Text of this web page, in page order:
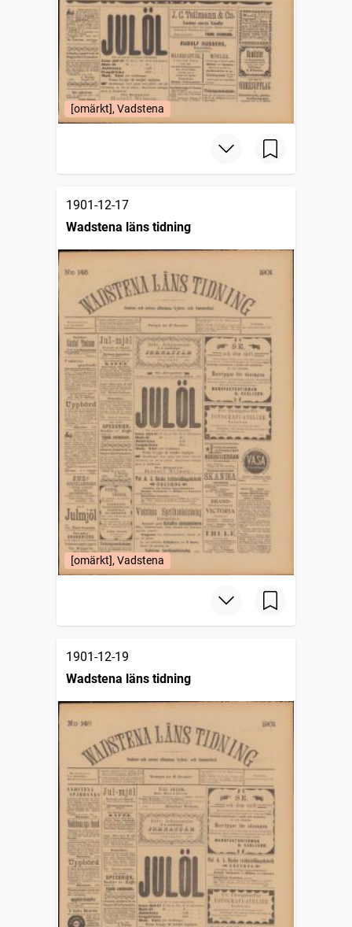
[omärkt], Vadstena
1901-12-17
Wadstena läns tidning
[omärkt], Vadstena
1901-12-19
Wadstena läns tidning